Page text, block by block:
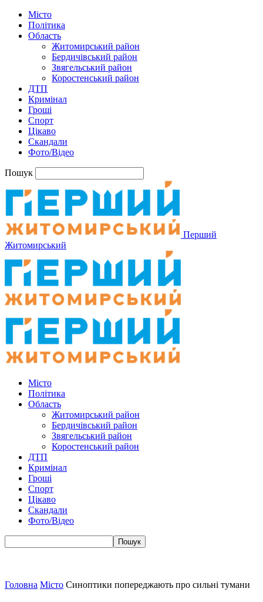
Місто
Політика
Область
Житомирський район
Бердичівський район
Звягельський район
Коростенський район
ДТП
Кримінал
Гроші
Спорт
Цікаво
Скандали
Фото/Відео
Пошук
Перший
Житомирський
Місто
Політика
Область
Житомирський район
Бердичівський район
Звягельський район
Коростенський район
ДТП
Кримінал
Гроші
Спорт
Цікаво
Скандали
Фото/Відео
Головна Місто Синоптики попереджають про сильні тумани